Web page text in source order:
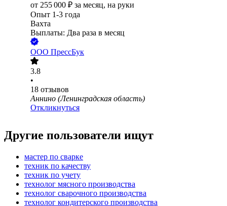
от 255 000 ₽ за месяц, на руки
Опыт 1-3 года
Вахта
Выплаты: Два раза в месяц
ООО ПрессБук
3.8
•
18 отзывов
Аннино (Ленинградская область)
Откликнуться
Другие пользователи ищут
мастер по сварке
техник по качеству
техник по учету
технолог мясного производства
технолог сварочного производства
технолог кондитерского производства